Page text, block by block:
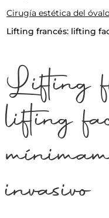
Cirugía estética del
Lifting francés: lifting
Lifting
lifting
invasivo